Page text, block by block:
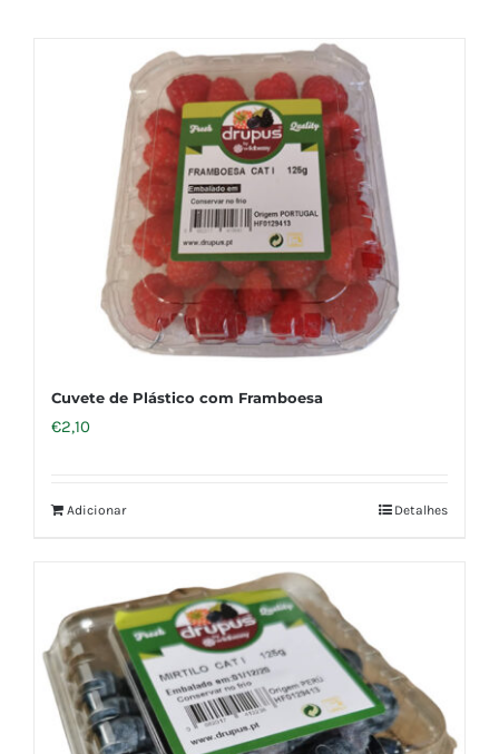
Cuvete de Plástico com Framboesa
€2,10
Adicionar Detalhes